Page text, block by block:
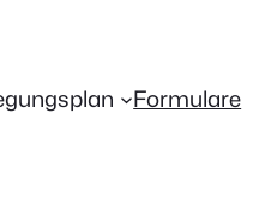
Formulare